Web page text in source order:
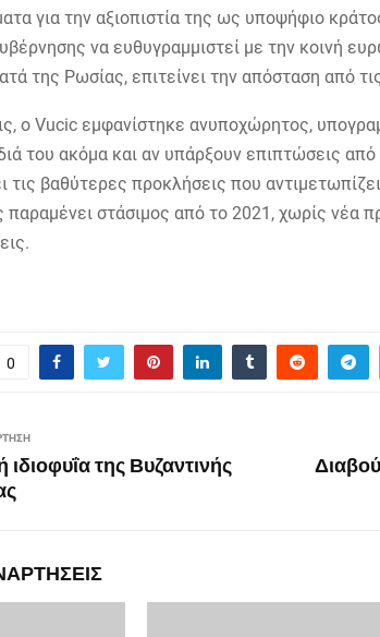
για την αξιοπιστία της ως υποψήφιο
να ευθυγραμμιστεί με την κοινή
της Ρωσίας, επιτείνει την απόσταση από
ο Vucic εμφανίστηκε ανυποχώρητος,
του ακόμα και αν υπάρξουν επιπτώσεις
τις βαθύτερες προκλήσεις που
παραμένει στάσιμος από το 2021, χωρίς νέα
0
ιδιοφυΐα της Βυζαντινής